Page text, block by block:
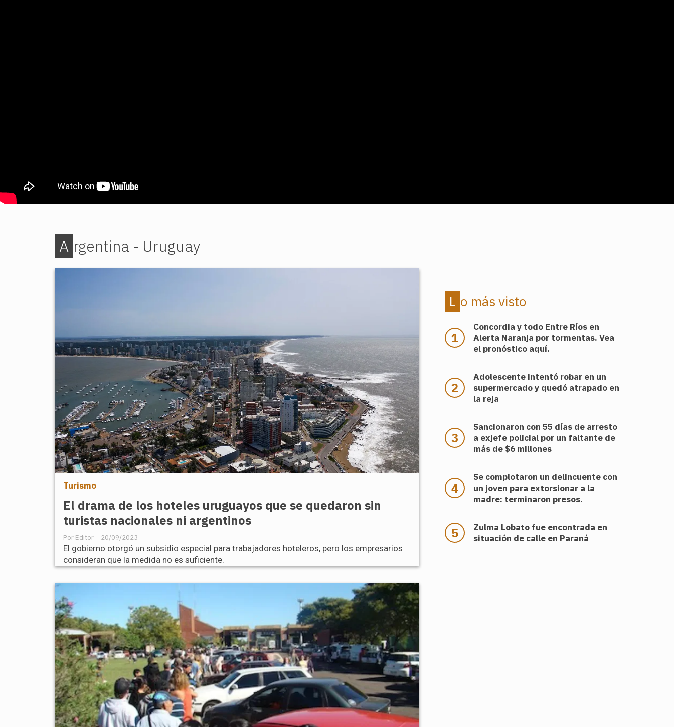
Argentina - Uruguay
El drama de los hoteles uruguayos que se quedaron sin
turistas nacionales ni argentinos
Editor
Turismo
20/09/2023
El gobierno otorgó un subsidio especial para trabajadores hoteleros, pero los empresarios
consideran que la medida no es suficiente.
Lo más visto
Concordia y todo Entre Ríos en
Alerta Naranja por tormentas. Vea
el pronóstico aquí.
Adolescente intentó robar en un
supermercado y quedó atrapado en
la reja
Sancionaron con 55 días de arresto
a exjefe policial por un faltante de
más de $6 millones
Se complotaron un delincuente con
un joven para extorsionar a la
madre: terminaron presos.
Zulma Lobato fue encontrada en
situación de calle en Paraná